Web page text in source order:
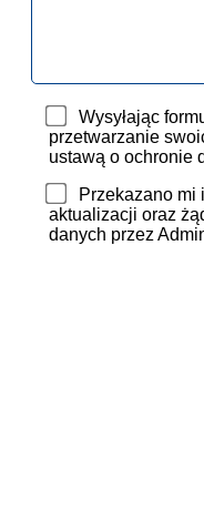
Wysyłając
przetwarzanie
ustawą o ochronie
Przekazano mi
aktualizacji oraz
danych przez